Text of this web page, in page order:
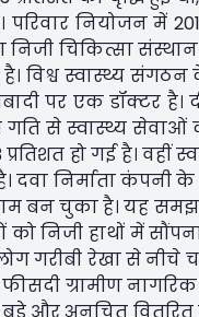
परिवार नियोजन में
निजी चिकित्सा
विश्व स्वास्थ्य
पर एक डॉक्टर
से स्वास्थ्य सेवाओं
हो गई है।
दवा निर्माता
बन चुका है। यह
को निजी हाथों में
रेखा से नीचे चले
ग्रामीण